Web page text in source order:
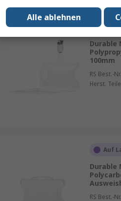
Auf
Durable
100mm
RS Best.-Nr.
Herst.
Auf
Durable
RS Best.-Nr.
Alle ablehnen